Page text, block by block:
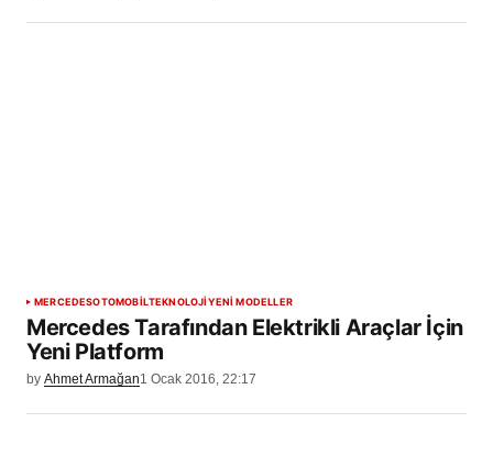
MERCEDESOTOMOBİLTEKNOLOJİYENİ MODELLER
Mercedes Tarafından Elektrikli Araçlar İçin
Yeni Platform
by Ahmet Armağan1 Ocak 2016, 22:17